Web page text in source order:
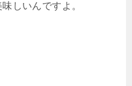
しいんですよ。